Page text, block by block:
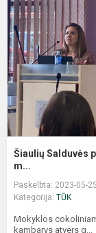
Šiaulių Salduvės
m...
Paskelbta: 2023-05-25
Kategorija: TŪK
Mokyklos
kambarys atvers g...